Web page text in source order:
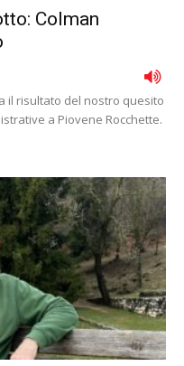
Colman
il risultato del nostro quesito
a Piovene Rocchette.